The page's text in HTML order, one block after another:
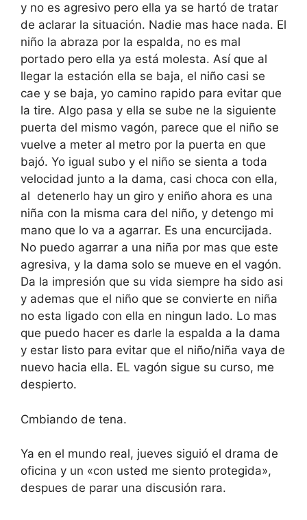
y no es agresivo pero ella ya se hartó de tratar
de aclarar la situación. Nadie mas hace nada. El
niño la abraza por la espalda, no es mal
portado pero ella ya está molesta. Así que al
llegar la estación ella se baja, el niño casi se
cae y se baja, yo camino rapido para evitar que
la tire. Algo pasa y ella se sube ne la siguiente
puerta del mismo vagón, parece que el niño se
vuelve a meter al metro por la puerta en que
bajó. Yo igual subo y el niño se sienta a toda
velocidad junto a la dama, casi choca con ella,
al detenerlo hay un giro y eniño ahora es una
niña con la misma cara del niño, y detengo mi
mano que lo va a agarrar. Es una encurcijada.
No puedo agarrar a una niña por mas que este
agresiva, y la dama solo se mueve en el vagón.
Da la impresión que su vida siempre ha sido asi
y ademas que el niño que se convierte en niña
no esta ligado con ella en ningun lado. Lo mas
que puedo hacer es darle la espalda a la dama
y estar listo para evitar que el niño/niña vaya de
nuevo hacia ella. EL vagón sigue su curso, me
despierto.
Cmbiando de tena.
Ya en el mundo real, jueves siguió el drama de
oficina y un «con usted me siento protegida»,
despues de parar una discusión rara.